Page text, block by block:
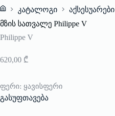
Home
კატალოგი
აქსესუარები
მზის სათვალე Philippe V
Philippe V
620,00 ₾
ფერი: ყავისფერი
გასუფთავება